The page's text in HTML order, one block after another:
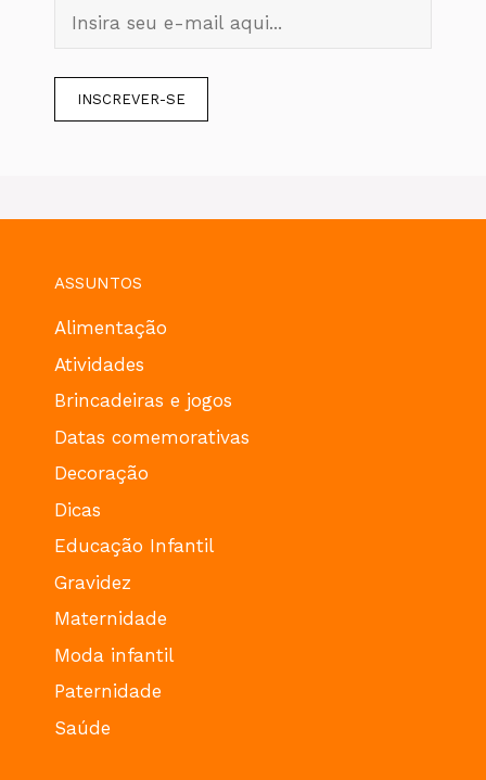
ASSUNTOS
Alimentação
Atividades
Brincadeiras e jogos
Datas comemorativas
Decoração
Dicas
Educação Infantil
Gravidez
Maternidade
Moda infantil
Paternidade
Saúde